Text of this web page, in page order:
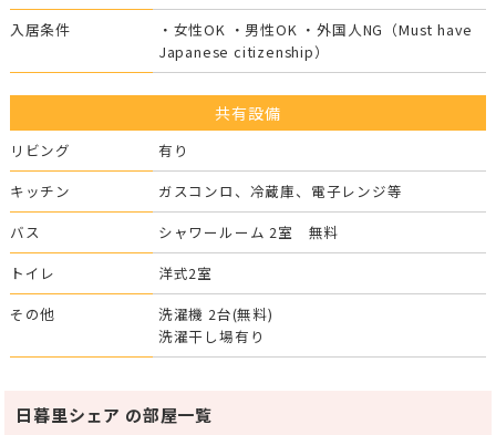
入居条件
・女性OK ・男性OK ・外国人NG（Must have
Japanese citizenship）
共有設備
リビング
有り
キッチン
ガスコンロ、冷蔵庫、電子レンジ等
バス
シャワールーム 2室 無料
トイレ
洋式2室
その他
洗濯機 2台(無料)
洗濯干し場有り
日暮里シェア の部屋一覧